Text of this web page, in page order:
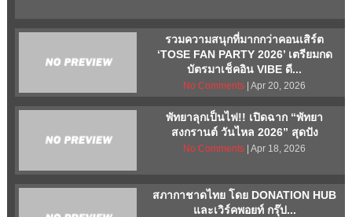
รวมความสนุกที่มากกว่าคอนเสิร์ต
‘TOSE FAN PARTY 2026’ เตรียมกด
บัตรมาเช็คอิน VIBE ดี...
No Comments | Apr 20, 2026
พัทยาลุกเป็นไฟ!! เปิดฉาก “พัทยา
สงกรานต์ วันไหล 2026” สุดปัง
No Comments | Apr 18, 2026
สภากาชาดไทย โดย DONATION HUB
และเวิร์คพอยท์ กรุ๊ป...